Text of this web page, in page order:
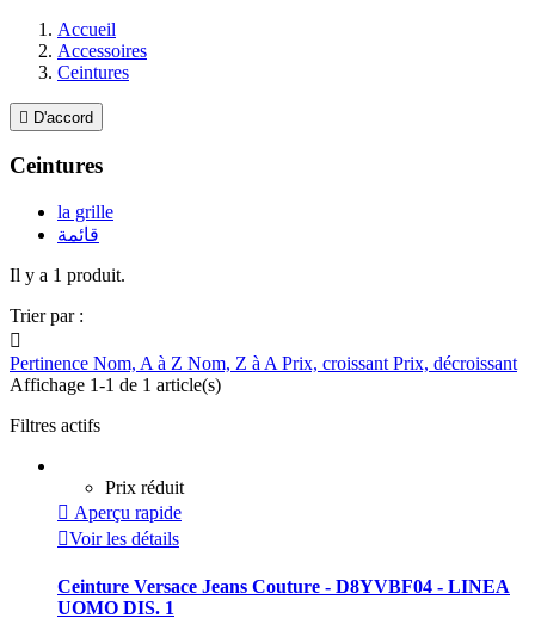
Accueil
Accessoires
Ceintures
 D'accord
Ceintures
la grille
قائمة
Il y a 1 produit.
Trier par :

Pertinence Nom, A à Z Nom, Z à A Prix, croissant Prix, décroissant
Affichage 1-1 de 1 article(s)
Filtres actifs
Prix réduit
 Aperçu rapide
Voir les détails
Ceinture Versace Jeans Couture - D8YVBF04 - LINEA
UOMO DIS. 1